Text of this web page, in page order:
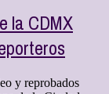
la CDMX
y reprobados